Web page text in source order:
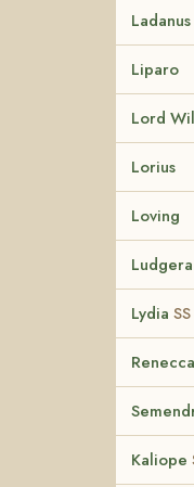
Ladanus
Liparo
Lord
Lorius
Loving
Lydia
Renecca
Kaliope